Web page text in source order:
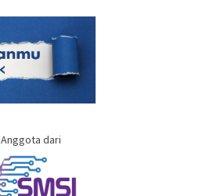
Anggota dari